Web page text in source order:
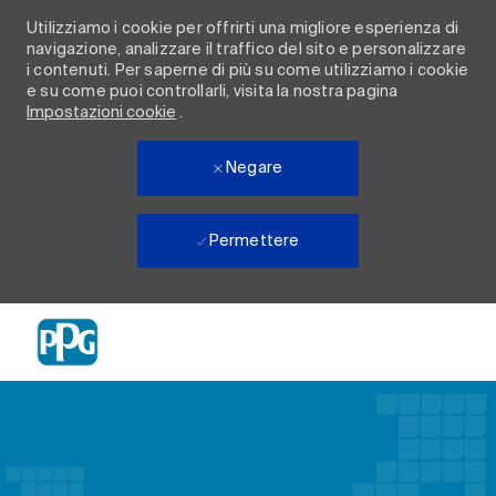
Utilizziamo i cookie per offrirti una migliore esperienza di
navigazione, analizzare il traffico del sito e personalizzare
i contenuti. Per saperne di più su come utilizziamo i cookie
e su come puoi controllarli, visita la nostra pagina
Impostazioni cookie .
Negare
Permettere